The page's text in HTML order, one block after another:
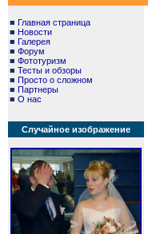
■ Главная страница
■ Новости
■ Галерея
■ Форум
■ Фототуризм
■ Тесты и обзоры
■ Просто о сложном
■ Партнеры
■ О нас
Случайное изображение